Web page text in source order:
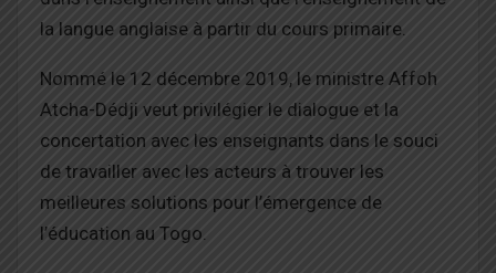
la langue anglaise à partir du cours primaire.
Nommé le 12 décembre 2019, le ministre Affoh
Atcha-Dédji veut privilégier le dialogue et la
concertation avec les enseignants dans le souci
de travailler avec les acteurs à trouver les
meilleures solutions pour l’émergence de
l’éducation au Togo.